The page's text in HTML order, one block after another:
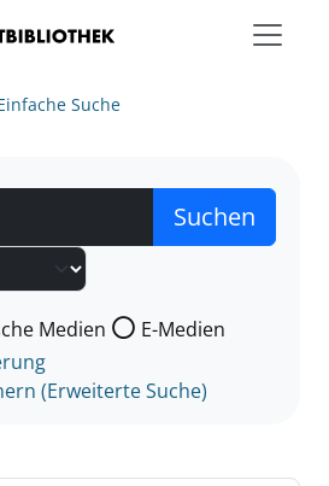
Suche
nach der Sie suchen wollen.
Medien
E-Medien
(Erweiterte Suche)